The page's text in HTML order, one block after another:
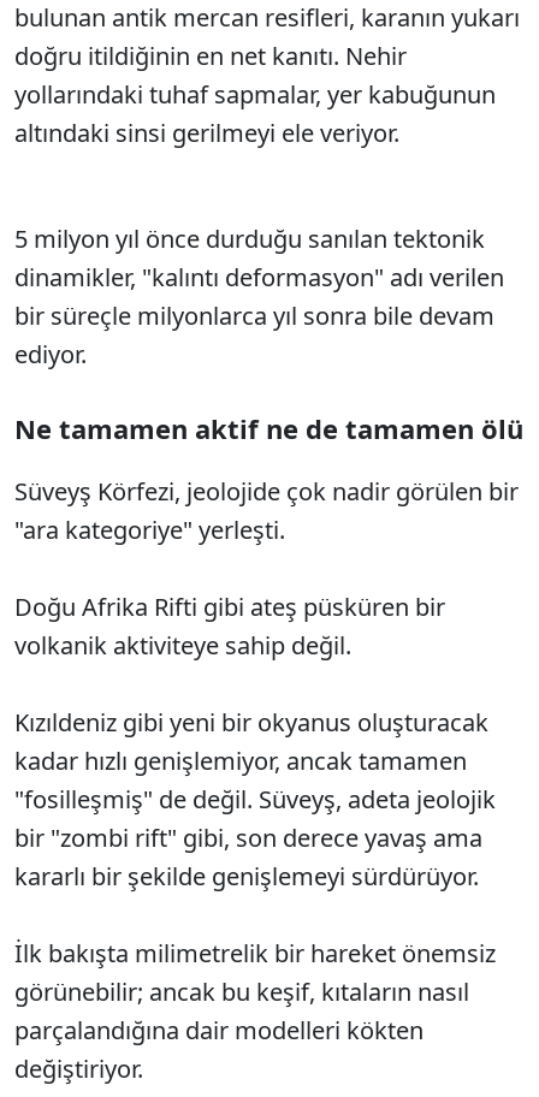
bulunan antik mercan resifleri, karanın yukarı
doğru itildiğinin en net kanıtı. Nehir
yollarındaki tuhaf sapmalar, yer kabuğunun
altındaki sinsi gerilmeyi ele veriyor.
5 milyon yıl önce durduğu sanılan tektonik
dinamikler, "kalıntı deformasyon" adı verilen
bir süreçle milyonlarca yıl sonra bile devam
ediyor.
Ne tamamen aktif ne de tamamen ölü
Süveyş Körfezi, jeolojide çok nadir görülen bir
"ara kategoriye" yerleşti.
Doğu Afrika Rifti gibi ateş püsküren bir
volkanik aktiviteye sahip değil.
Kızıldeniz gibi yeni bir okyanus oluşturacak
kadar hızlı genişlemiyor, ancak tamamen
"fosilleşmiş" de değil. Süveyş, adeta jeolojik
bir "zombi rift" gibi, son derece yavaş ama
kararlı bir şekilde genişlemeyi sürdürüyor.
İlk bakışta milimetrelik bir hareket önemsiz
görünebilir; ancak bu keşif, kıtaların nasıl
parçalandığına dair modelleri kökten
değiştiriyor.